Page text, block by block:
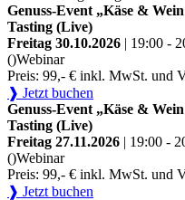
Genuss-Event „Käse &
Tasting (Live)
Freitag 30.10.2026 | 19:00 -
()Webinar
Preis: 99,- € inkl. MwSt. und
❱ Jetzt buchen
Genuss-Event „Käse &
Tasting (Live)
Freitag 27.11.2026 | 19:00 -
()Webinar
Preis: 99,- € inkl. MwSt. und
❱ Jetzt buchen